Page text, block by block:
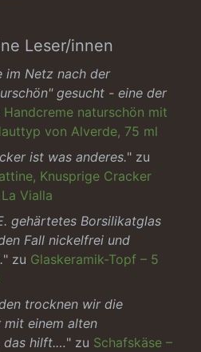
Leser/innen
im Netz nach der
gesucht - eine der
Handcreme naturschön mit
von Alverde, 75 ml
ist was anderes." zu
Knusprige Cracker
Vialla
gehärtetes Borsilikatglas
Fall nickelfrei und
" zu Glaskeramik-Topf – 5
trocknen wir die
mit einem alten
das hilft.…" zu Schafskäse –